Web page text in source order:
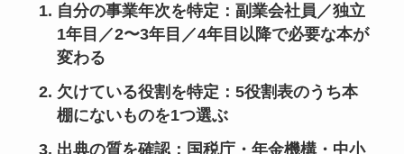
自分の事業年次を特定 ：副業会社員／独立
1年目／2〜3年目／4年目以降で必要な本が
変わる
欠けている役割を特定 ：5役割表のうち本
棚にないものを1つ選ぶ
出典の質を確認：国税庁・年金機構・中小